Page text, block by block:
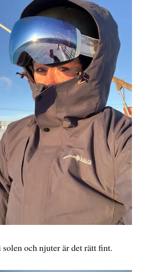
solen och njuter är det rätt fint.